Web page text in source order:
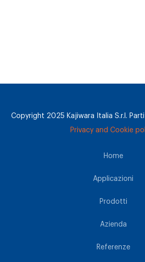
Copyright 2025 Kajiwara Italia S.r.l.
Privacy and Cookie
Home
Applicazioni
Prodotti
Azienda
Referenze